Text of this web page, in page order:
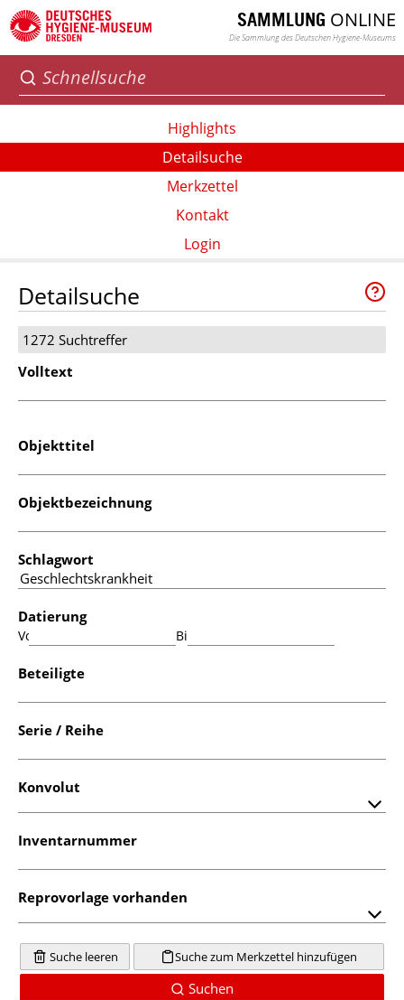
SAMMLUNG ONLINE
Die Sammlung des Deutschen Hygiene-Museums
Highlights
Detailsuche
Merkzettel
Kontakt
Login
Detailsuche
1272 Suchtreffer
Volltext
Objekttitel
Objektbezeichnung
Schlagwort
Datierung
Von: Bis:
Beteiligte
Serie / Reihe
Konvolut
Inventarnummer
Reprovorlage vorhanden
Suche leeren Suche zum Merkzettel hinzufügen
Suchen